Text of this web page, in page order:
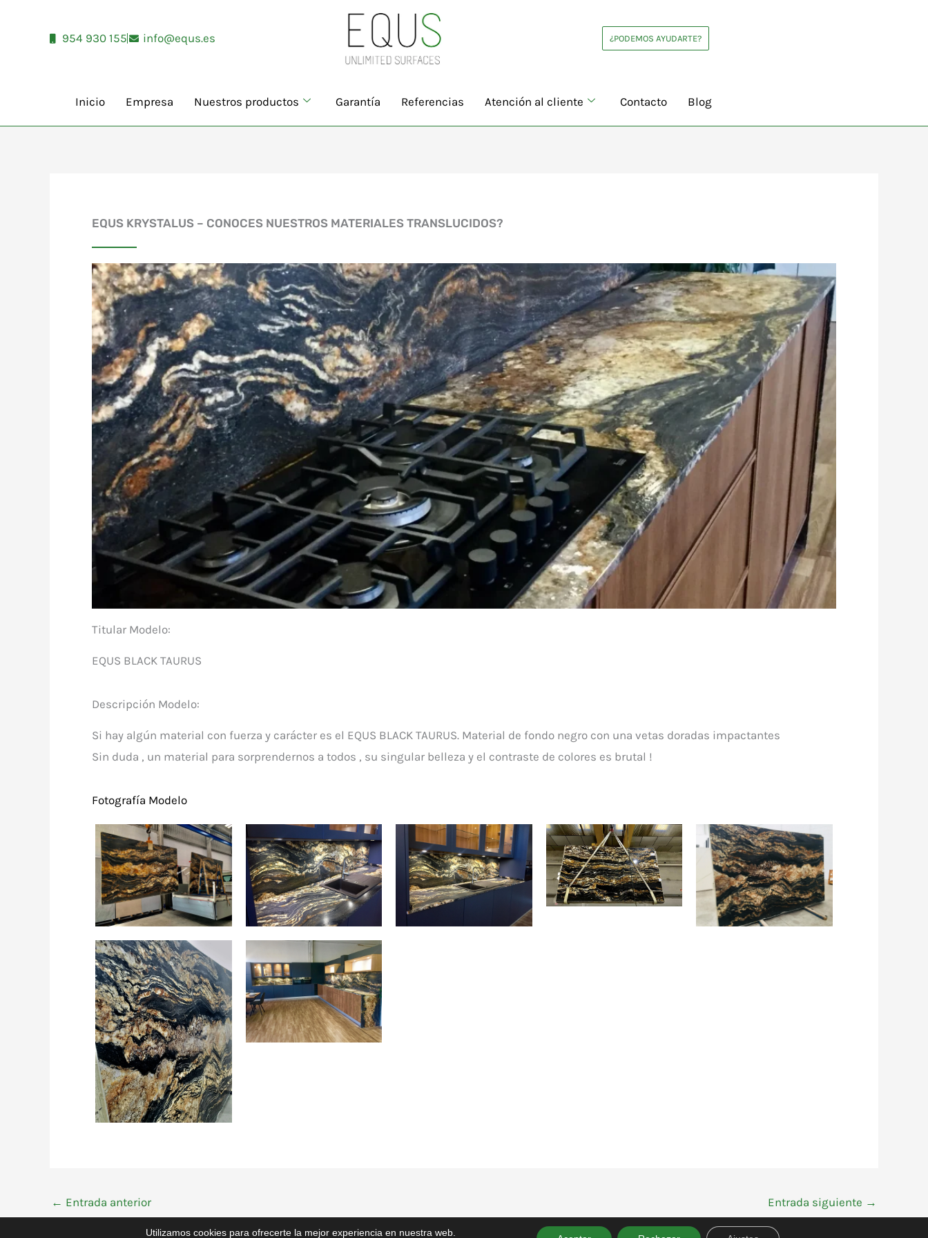
954 930 155 info@equs.es ¿PODEMOS AYUDARTE?
Inicio Empresa Nuestros productos Garantía Referencias Atención al cliente Contacto Blog
EQUS KRYSTALUS – CONOCES NUESTROS MATERIALES TRANSLUCIDOS?
Titular Modelo:
EQUS BLACK TAURUS
Descripción Modelo:
Si hay algún material con fuerza y carácter es el EQUS BLACK TAURUS. Material de fondo negro con una vetas doradas impactantes
Sin duda , un material para sorprendernos a todos , su singular belleza y el contraste de colores es brutal !
Fotografía Modelo
← Entrada anterior Entrada siguiente →
Utilizamos cookies para ofrecerte la mejor experiencia en nuestra web.